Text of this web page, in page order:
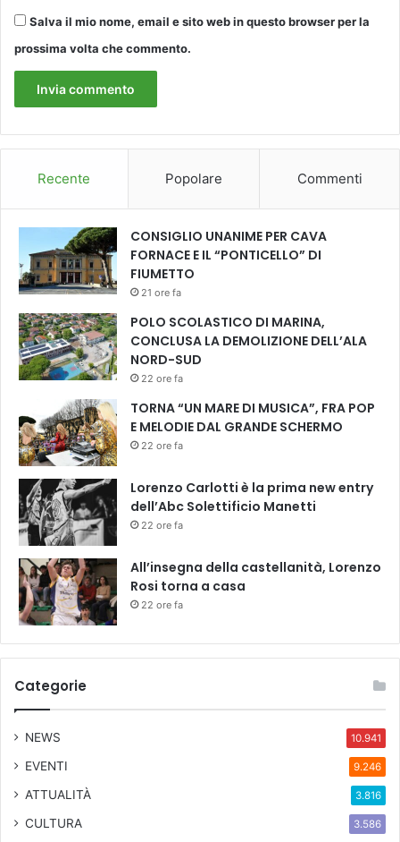
R
l
l
e
m
n
e
Salva il mio nome, email e sito web in questo browser per la
prossima volta che commento.
Recente Popolare Commenti
CONSIGLIO UNANIME PER CAVA
FORNACE E IL “PONTICELLO” DI
FIUMETTO
21 ore fa
POLO SCOLASTICO DI MARINA,
CONCLUSA LA DEMOLIZIONE DELL’ALA
NORD-SUD
22 ore fa
TORNA “UN MARE DI MUSICA”, FRA POP
E MELODIE DAL GRANDE SCHERMO
22 ore fa
Lorenzo Carlotti è la prima new entry
dell’Abc Solettificio Manetti
22 ore fa
All’insegna della castellanità, Lorenzo
Rosi torna a casa
22 ore fa
Categorie
NEWS 10.941
EVENTI 9.246
ATTUALITÀ 3.816
CULTURA 3.586